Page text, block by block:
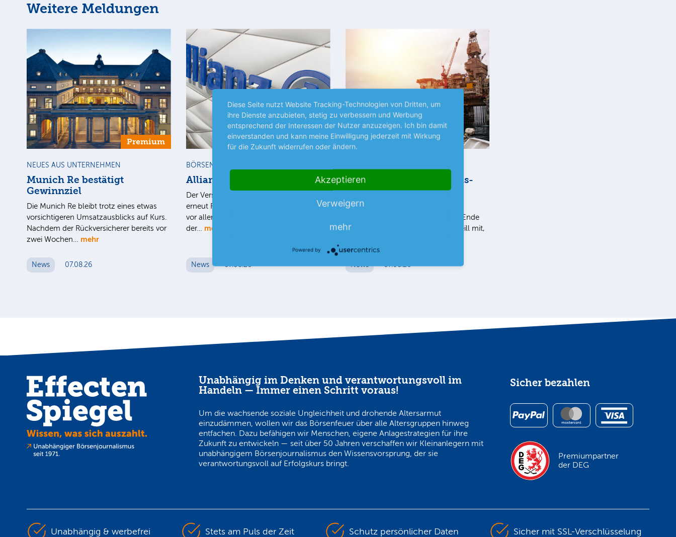
Weitere Meldungen
Premium
NEUES AUS UNTERNEHMEN
Munich Re bestätigt
Gewinnziel
Die Munich Re bleibt trotz eines etwas
vorsichtigeren Umsatzausblicks auf Kurs.
Nachdem der Rückversicherer bereits vor
zwei Wochen… mehr
News 07.08.26
Premium
BÖRSENGESPRÄCHE
Allianz mit Rekordquartal
Der Versicherungsriese hat im 2. Quartal
erneut Rekordzahlen vorgelegt und dabei
vor allem vom boomenden Geschäft mit
der… mehr
News 07.08.26
BP trennt sich von Biogas-
Geschäft
London – Beim britischen Öl- und
Gaskonzern geht es gerade rund: Ende
Juli teilte Konzernchefin Meg O‘Neill mit,
News 07.08.26
Unabhängig im Denken und verantwortungsvoll im
Handeln — Immer einen Schritt voraus!
Um die wachsende soziale Ungleichheit und drohende Altersarmut
einzudämmen, wollen wir das Börsenfeuer über alle Altersgruppen hinweg
entfachen. Dazu befähigen wir Menschen, eigene Anlagestrategien für ihre
Zukunft zu entwickeln — seit über 50 Jahren verschaffen wir Kleinanlegern mit
unabhängigem Börsenjournalismus den Wissensvorsprung, der sie
verantwortungsvoll auf Erfolgskurs bringt.
Sicher bezahlen
Premiumpartner
der DEG
Unabhängig & werbefrei Stets am Puls der Zeit Schutz persönlicher Daten Sicher mit SSL-Verschlüsselung
Diese Seite nutzt Website Tracking-Technologien von Dritten, um
ihre Dienste anzubieten, stetig zu verbessern und Werbung
entsprechend der Interessen der Nutzer anzuzeigen. Ich bin damit
einverstanden und kann meine Einwilligung jederzeit mit Wirkung
für die Zukunft widerrufen oder ändern.
Akzeptieren
Verweigern
mehr
Powered by